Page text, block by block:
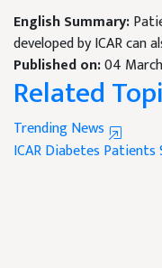
English Summary:
developed by ICAR can
Published on:04
Related
Trending News
ICARDiabetes Patients